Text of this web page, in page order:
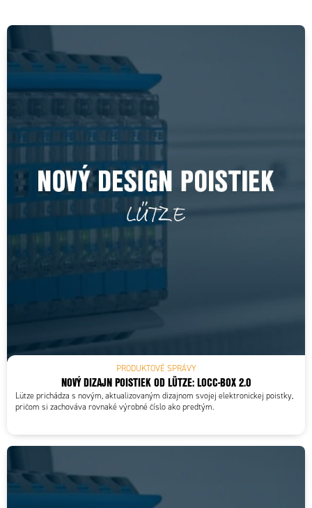
PRODUKTOVÉ SPRÁVY
NOVÝ DIZAJN POISTIEK OD LÜTZE: LOCC-BOX 2.0
Lütze prichádza s novým, aktualizovaným dizajnom svojej elektronickej poistky,
pričom si zachováva rovnaké výrobné číslo ako predtým.